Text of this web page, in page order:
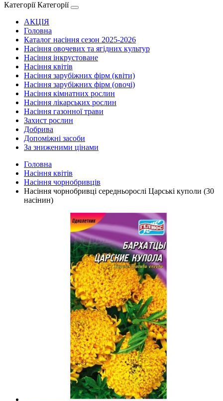
Категорії Категорії
АКЦІЯ
Головна
Каталог насіння сезон 2025-2026
Насіння овочевих та ягідних культур
Насіння інкрустоване
Насіння квітів
Насіння зарубіжних фірм (квіти)
Насіння зарубіжних фірм (овочі)
Насіння кімнатних рослин
Насіння лікарських рослин
Насіння газонної трави
Захист рослин
Добрива
Допоміжні засоби
За зниженими цінами
Головна
Насіння квітів
Насіння чорнобривців
Насіння чорнобривці середньорослі Царські куполи (30
насінин)